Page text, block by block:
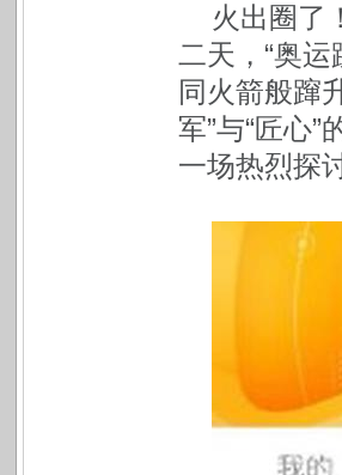
火出圈了
二天，“奥
同火箭般蹿
军”与“匠心
一场热烈探